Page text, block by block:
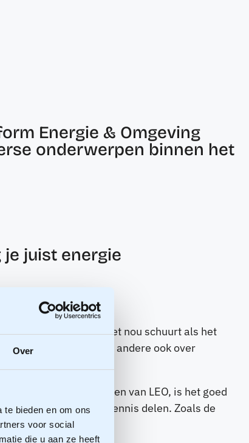
Over
bieden en om ons
voor social
die u aan ze heeft
Energie & Omgeving
onderwerpen binnen het
juist energie
setting over waar het nou schuurt als het
Maar onder andere ook over
jaren en de doelen van LEO, is het goed
in vertrouwde sfeer kennis delen. Zoals de